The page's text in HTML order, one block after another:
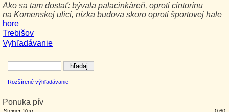
Vyhľadávanie
Rozšírené výhľadávanie
Ponuka pív
Ako sa tam dostať: bývala palacinkáreň, oproti cintorínu
na Komenskej ulici, nízka budova skoro oproti športovej hale
hore
Trebišov